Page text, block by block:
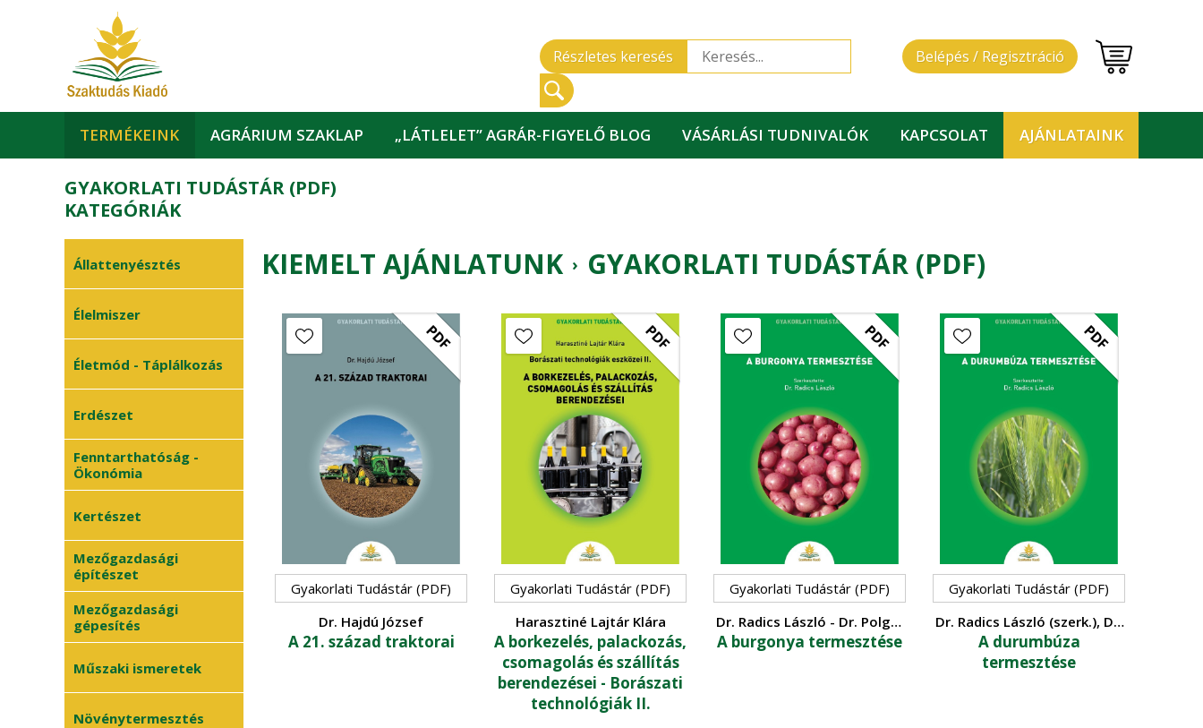
Belépés / Regisztráció
Részletes keresés
TERMÉKEINK AGRÁRIUM SZAKLAP „LÁTLELET” AGRÁR-FIGYELŐ BLOG VÁSÁRLÁSI TUDNIVALÓK KAPCSOLAT AJÁNLATAINK
GYAKORLATI TUDÁSTÁR (PDF)
KATEGÓRIÁK
Állattenyésztés
• Állattartási
• Állategészségügy
• Méhészet
Élelmiszer
Életmód - Táplálkozás
Erdészet
Fenntarthatóság -
Ökonómia
Kertészet
• Zöldségtermesztés
• Gyümölcstermesztés
• Dísznövénykertészet
Mezőgazdasági
építészet
Mezőgazdasági
gépesítés
Műszaki ismeretek
Növénytermesztés
KIEMELT AJÁNLATUNK › GYAKORLATI TUDÁSTÁR (PDF)
PDF
Gyakorlati Tudástár (PDF)
Dr. Hajdú József
A 21. század traktorai
PDF
Gyakorlati Tudástár (PDF)
Harasztiné Lajtár Klára
A borkezelés, palackozás,
csomagolás és szállítás
berendezései - Borászati
technológiák II.
PDF
Gyakorlati Tudástár (PDF)
Dr. Radics László - Dr. Polgár
Zsolt - Wolf István
A burgonya termesztése
PDF
Gyakorlati Tudástár (PDF)
Dr. Radics László (szerk.), Dr.
Árendás Tamás, Dr. Bónis
Péter, Károlyiné Dr. Cséplő
A durumbúza
termesztése